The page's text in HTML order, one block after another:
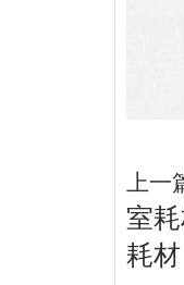
上一
室
耗材